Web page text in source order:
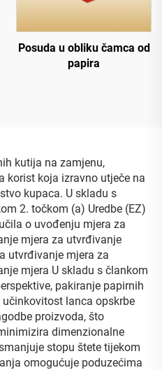
Posuda u obliku čamca od
papira
kutija na zamjenu,
korist koja izravno utječe na
kupaca. U skladu s
2. točkom (a) Uredbe (EZ)
o uvođenju mjera za
mjera za utvrđivanje
utvrđivanje mjera za
mjera U skladu s člankom
pakiranje papirnih
lanca opskrbe
proizvoda, što
dimenzionalne
stopu štete tijekom
omogućuje poduzećima